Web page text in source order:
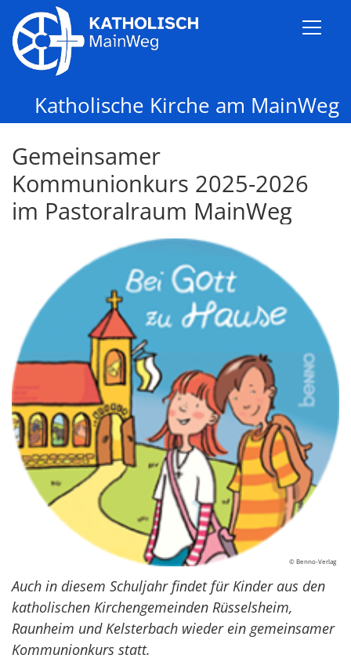
Zum Inhalt springen
Katholische Kirche am MainWeg
Gemeinsamer
Kommunionkurs 2025-2026
im Pastoralraum MainWeg
© Benno-Verlag
Auch in diesem Schuljahr findet für Kinder aus den
katholischen Kirchengemeinden Rüsselsheim,
Raunheim und Kelsterbach wieder ein gemeinsamer
Kommunionkurs statt.